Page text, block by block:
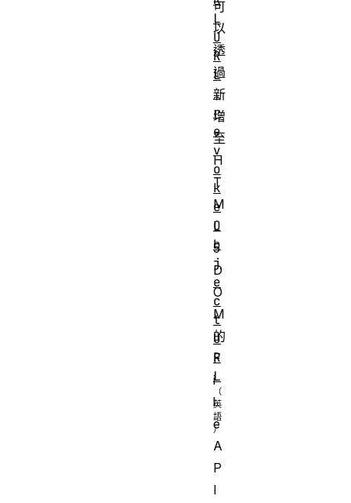
可
以
透
過
新
增
至
H
T
M
L
5
D
O
M
的
F
i
l
e
A
P
I
L
U
R
L
.
r
e
v
o
k
e
O
b
j
e
c
t
U
R
L